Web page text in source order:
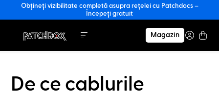
Obțineți vizibilitate completă asupra rețelei cu Patchdocs –
Începeți gratuit
Magazin
De ce cablurile